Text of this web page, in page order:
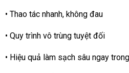
• Thao tác nhanh, không đau
• Quy trình vô trùng tuyệt đối
• Hiệu quả làm sạch sâu ngay